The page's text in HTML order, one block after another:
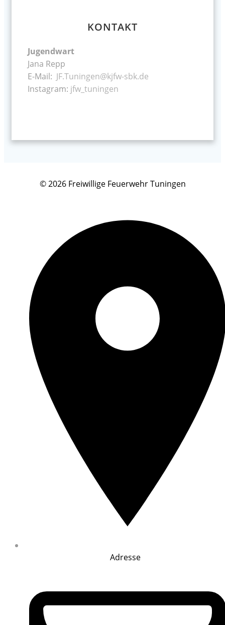
KONTAKT
Jugendwart
Jana Repp
E-Mail: JF.Tuningen@kjfw-sbk.de
Instagram: jfw_tuningen
© 2026 Freiwillige Feuerwehr Tuningen
Adresse